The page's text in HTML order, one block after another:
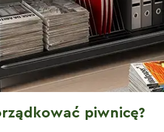
piwnicę?